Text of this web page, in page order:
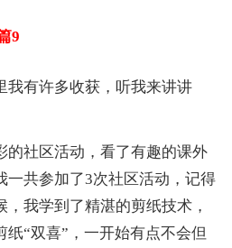
9
有许多收获，听我来讲讲
社区活动，看了有趣的课外
一共参加了3次社区活动，记得
我学到了精湛的剪纸技术，
“双喜”，一开始有点不会但